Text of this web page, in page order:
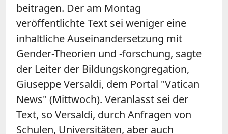
beitragen. Der am Montag
veröffentlichte Text sei weniger eine
inhaltliche Auseinandersetzung mit
Gender-Theorien und -forschung, sagte
der Leiter der Bildungskongregation,
Giuseppe Versaldi, dem Portal "Vatican
News" (Mittwoch). Veranlasst sei der
Text, so Versaldi, durch Anfragen von
Schulen, Universitäten, aber auch